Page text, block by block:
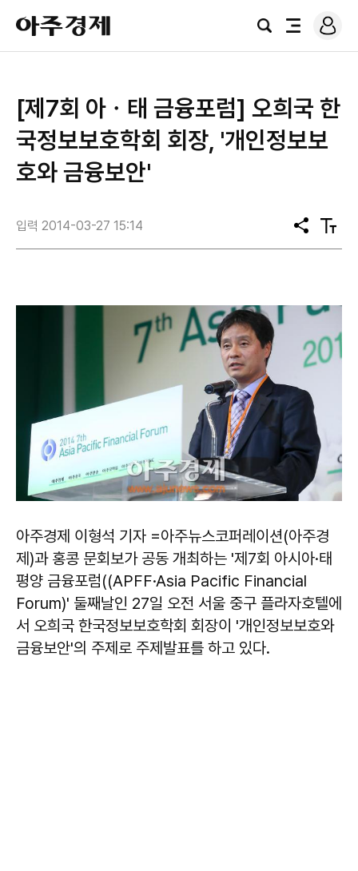
아
주
경
검
전
로
그
[제7회 아ㆍ태 금융포럼] 오희국 한
국정보보호학회 회장, '개인정보보
호와 금융보안'
입력 2014-03-27 15:14
공
유
텍
스
아주경제 이형석 기자 =아주뉴스코퍼레이션(아주경
제)과 홍콩 문회보가 공동 개최하는 '제7회 아시아·태
평양 금융포럼((APFF·Asia Pacific Financial
Forum)' 둘째날인 27일 오전 서울 중구 플라자호텔에
서 오희국 한국정보보호학회 회장이 '개인정보보호와
금융보안'의 주제로 주제발표를 하고 있다.